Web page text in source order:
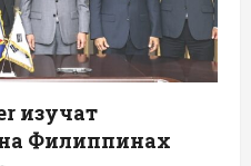
изучат
Филиппинах